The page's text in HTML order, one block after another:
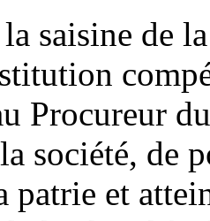
saisine de
Procureur
société, de
patrie et